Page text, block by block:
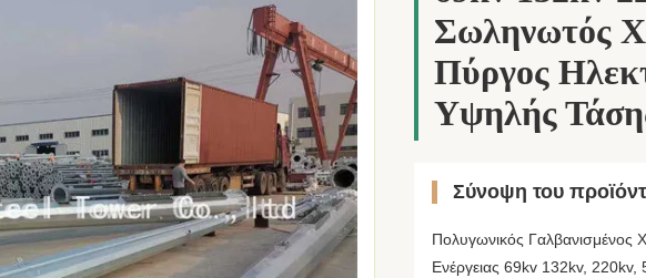
Σωληνωτός
Πύργος
Υψηλής
Σύνοψη του
Πολυγωνικός Γαλβανισμένος
Ενέργειας 69kv 132kv, 220kv,